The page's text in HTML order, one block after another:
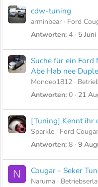
cdw-tuning
arminbear
Ford
Antworten 4 5
Suche für ein Ford
Abe Hab nee
Mondeo1812
Antworten 0 21
[Tuning] Kennt ihr
Sparkle
Ford Cougar
Antworten 8 9
N Cougar - Seker
Naruma